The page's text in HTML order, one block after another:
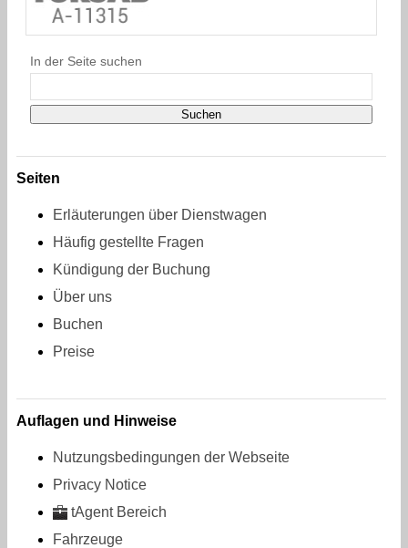
In der Seite suchen
Seiten
Erläuterungen über Dienstwagen
Häufig gestellte Fragen
Kündigung der Buchung
Über uns
Buchen
Preise
Auflagen und Hinweise
Nutzungsbedingungen der Webseite
Privacy Notice
tAgent Bereich
Fahrzeuge